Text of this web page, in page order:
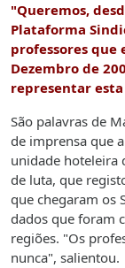
"Queremos,
Plataforma
professores que
Dezembro de
representar
São palavras de
de imprensa que
unidade hoteleira
de luta, que
que chegaram os
dados que foram
regiões. "Os
nunca", salientou.